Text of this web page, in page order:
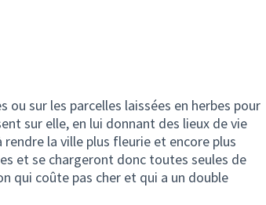
sur les parcelles laissées en herbes pour
sur elle, en lui donnant des lieux de vie
la ville plus fleurie et encore plus
et se chargeront donc toutes seules de
qui coûte pas cher et qui a un double